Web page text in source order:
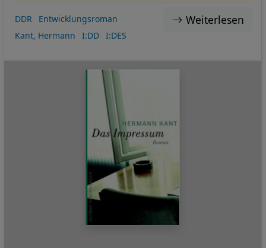
Weiterlesen
DDR
Entwicklungsroman
Kant, Hermann
I:DD I:DES